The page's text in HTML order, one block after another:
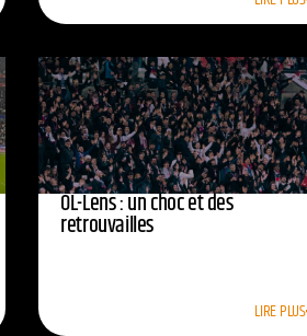
OL-Lens : un choc et des
retrouvailles
LIRE PLUS